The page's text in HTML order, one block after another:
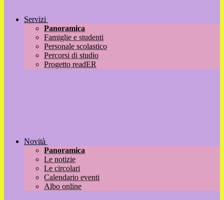
Servizi
Panoramica
Famiglie e studenti
Personale scolastico
Percorsi di studio
Progetto readER
Novità
Panoramica
Le notizie
Le circolari
Calendario eventi
Albo online